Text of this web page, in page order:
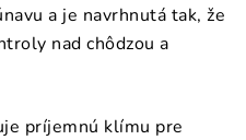
a je navrhnutá tak, že
nad chôdzou a
príjemnú klímu pre